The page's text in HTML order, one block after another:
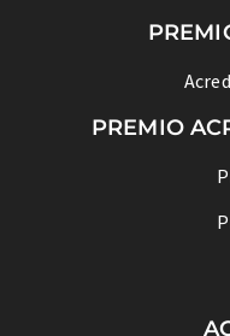
PREMIO